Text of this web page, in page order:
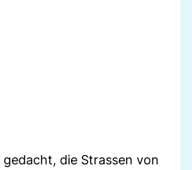
die Strassen von